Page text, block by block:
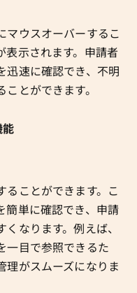
マウスオーバーするこ
表示されます。申請者
迅速に確認でき、不明
とができます。
ることができます。こ
簡単に確認でき、申請
なります。例えば、
一目で参照できるた
理がスムーズになりま